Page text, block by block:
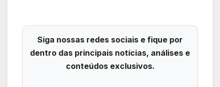
Siga nossas redes sociais e fique por
dentro das principais notícias, análises e
conteúdos exclusivos.